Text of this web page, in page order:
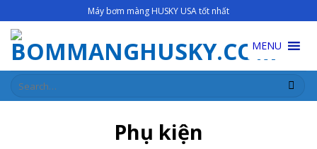
to
content
Máy bơm màng HUSKY USA tốt nhất
MENU
for:
Phụ kiện